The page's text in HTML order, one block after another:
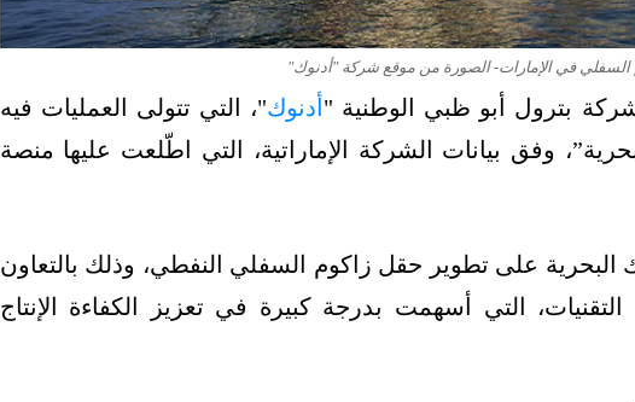
في الإمارات- الصورة من موقع شركة "أدنوك"
بترول أبو ظبي الوطنية " أدنوك"، التي تتولى العمليات فيه
وفق بيانات الشركة الإماراتية، التي اطّلعت عليها منصة
على تطوير حقل زاكوم السفلي النفطي، وذلك بالتعاون
التي أسهمت بدرجة كبيرة في تعزيز الكفاءة الإنتاج